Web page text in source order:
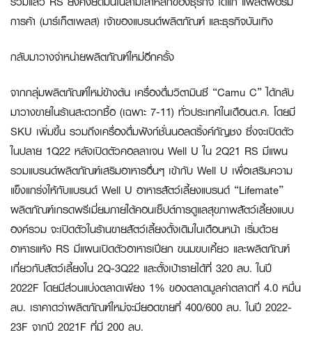
การค้า (มาร์เก็ตเพลส) เจ้าของแบรนด์ผลิตภัณฑ์ และธุรกิจบันเทิง
กลับมาวางจำหน่ายผลิตภัณฑ์ใหม่อีกครั้ง
จากกลุ่มผลิตภัณฑ์ใหม่ข้างต้น เครื่องดื่มวิตามินซี “Camu C” ได้กลับ
มาวางขายในร้านสะดวกซื้อ (เฉพาะ 7-11) ทั่วประเทศในเดือนต.ค. โดยมี
SKU เพิ่มขึ้น รวมถึงเครื่องดื่มฟังก์ชั่นนอลดริ้งค์กัญชง ซึ่งจะเปิดตัว
ในปลาย 1Q22 หลังเปิดตัวคอลลาเจน Well U ใน 2Q21 RS มีแผน
รวมแบรนด์ผลิตภัณฑ์เสริมอาหารอื่นๆ เข้ากับ Well U เพื่อเสริมความ
แข็งแกร่งให้กับแบรนด์ Well U อาหารสัตว์เลี้ยงแบรนด์ “Lifemate”
ผลิตภัณฑ์เกรดพรีเมี่ยมภายใต้คอนเซ็ปต์การดูแลสุขภาพสัตว์เลี้ยงแบบ
องค์รวม จะเปิดตัวในร้านขายสัตว์เลี้ยงดั้งเดิมในเดือนหน้า เริ่มด้วย
อาหารแห้ง RS มีแผนเปิดตัวอาหารเปียก ขนมขบเคี้ยว และผลิตภัณฑ์
เกี่ยวกับสัตว์เลี้ยงใน 2Q-3Q22 และตั้งเป้ารายได้ที่ 320 ลบ. ในปี
2022F โดยมีส่วนแบ่งตลาดเพียง 1% ของตลาดมูลค่าตลาดที่ 4.0 หมื่น
ลบ. เราคาดว่าผลิตภัณฑ์ใหม่จะมียอดขายที่ 400/600 ลบ. ในปี 2022-
23F จากปี 2021F ที่มี 200 ลบ.